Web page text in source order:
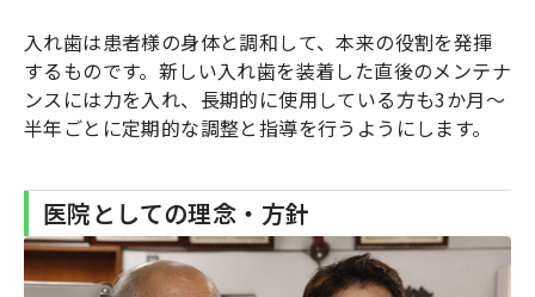
入れ歯は患者様の身体と調和して、本来の役割を発揮
するものです。新しい入れ歯を装着した直後のメンテナ
ンスには力を入れ、長期的に使用している方も3か月〜
半年ごとに定期的な調整と指導を行うようにします。
医院としての理念・方針